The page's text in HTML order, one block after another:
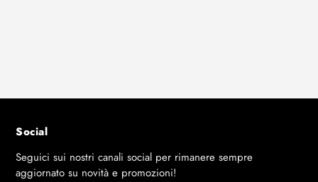
Social
Seguici sui nostri canali social per rimanere sempre
aggiornato su novità e promozioni!